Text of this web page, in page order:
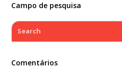
Campo de pesquisa
Search
Comentários